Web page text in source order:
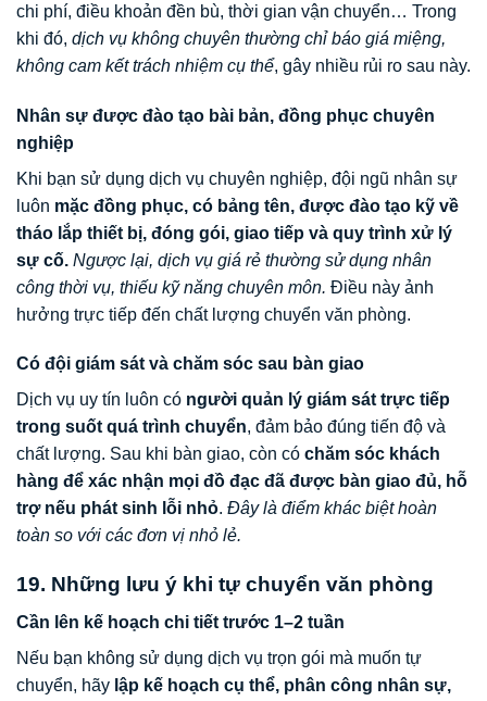
chi phí, điều khoản đền bù, thời gian vận chuyển… Trong
khi đó, dịch vụ không chuyên thường chỉ báo giá miệng,
không cam kết trách nhiệm cụ thể, gây nhiều rủi ro sau này.
Nhân sự được đào tạo bài bản, đồng phục chuyên
nghiệp
Khi bạn sử dụng dịch vụ chuyên nghiệp, đội ngũ nhân sự
luôn mặc đồng phục, có bảng tên, được đào tạo kỹ về
tháo lắp thiết bị, đóng gói, giao tiếp và quy trình xử lý
sự cố. Ngược lại, dịch vụ giá rẻ thường sử dụng nhân
công thời vụ, thiếu kỹ năng chuyên môn. Điều này ảnh
hưởng trực tiếp đến chất lượng chuyển văn phòng.
Có đội giám sát và chăm sóc sau bàn giao
Dịch vụ uy tín luôn có người quản lý giám sát trực tiếp
trong suốt quá trình chuyển, đảm bảo đúng tiến độ và
chất lượng. Sau khi bàn giao, còn có chăm sóc khách
hàng để xác nhận mọi đồ đạc đã được bàn giao đủ, hỗ
trợ nếu phát sinh lỗi nhỏ. Đây là điểm khác biệt hoàn
toàn so với các đơn vị nhỏ lẻ.
19. Những lưu ý khi tự chuyển văn phòng
Cần lên kế hoạch chi tiết trước 1–2 tuần
Nếu bạn không sử dụng dịch vụ trọn gói mà muốn tự
chuyển, hãy lập kế hoạch cụ thể, phân công nhân sự,